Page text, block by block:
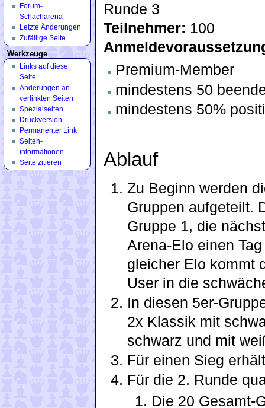
Runde 3
Teilnehmer: 100
Premium-Member
mindestens 50
mindestens 50%
Ablauf
Zu Beginn werden
Gruppen aufgeteilt.
Gruppe 1, die
Arena-Elo einen
gleicher Elo kommt
User in die
In diesen 5er-
2x Klassik mit
schwarz und mit
Für einen Sieg
Für die 2. Runde
Die 20 Gesamt-
Forum-
Schacharena
Letzte Änderungen
Zufällige Seite
Werkzeuge
Links auf diese
Seite
Änderungen an
verlinkten Seiten
Spezialseiten
Druckversion
Permanenter Link
Seiten­
informationen
Seite zitieren